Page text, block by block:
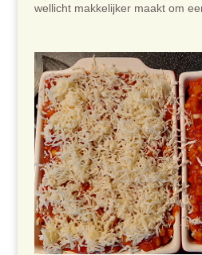
wellicht makkelijker maakt om